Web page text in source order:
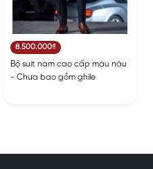
8.500.000₫
Bộ suit nam cao cấp màu nâu
- Chưa bao gồm ghile